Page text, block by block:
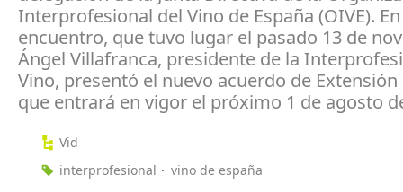
Interprofesional del Vino de España (OIVE).
encuentro, que tuvo lugar el pasado 13 de
Ángel Villafranca, presidente de la
Vino, presentó el nuevo acuerdo de
que entrará en vigor el próximo 1 de agosto
Vid
interprofesional
vino de españa